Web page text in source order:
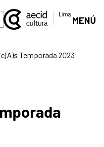
MENÚ
Temporada 2023